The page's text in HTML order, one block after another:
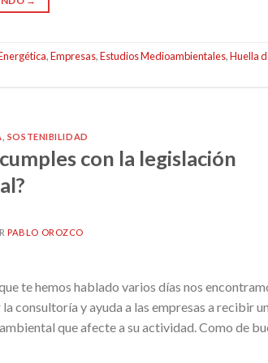
,Empresas,Estudios Medioambientales,Huella
SOSTENIBILIDAD
con la legislación
PABLO OROZCO
te hemos hablado varios días nos
consultoría y ayuda a las empresas a recibir
que afecte a su actividad. Como de